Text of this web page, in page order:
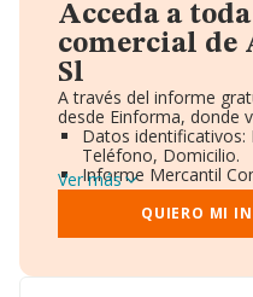
Acceda a
comercial de
Sl
A través del informe
desde Einforma, donde
Datos identificativos:
Teléfono, Domicilio.
Informe Mercantil
Gráficos de
Consejo de
Directivos y
Ver más
QUIERO MI